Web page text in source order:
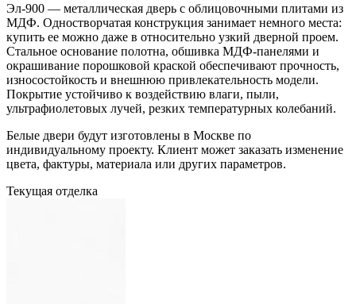
Эл-900 — металлическая дверь с облицовочными плитами из
МДФ. Одностворчатая конструкция занимает немного места:
купить ее можно даже в относительно узкий дверной проем.
Стальное основание полотна, обшивка МДФ-панелями и
окрашивание порошковой краской обеспечивают прочность,
износостойкость и внешнюю привлекательность модели.
Покрытие устойчиво к воздействию влаги, пыли,
ультрафиолетовых лучей, резких температурных колебаний.
Белые двери будут изготовлены в Москве по
индивидуальному проекту. Клиент может заказать изменение
цвета, фактуры, материала или других параметров.
Текущая отделка